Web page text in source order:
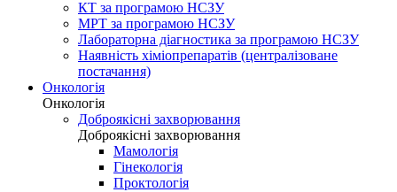
КТ за програмою НСЗУ
МРТ за програмою НСЗУ
Лабораторна діагностика за програмою НСЗУ
Наявність хіміопрепаратів (централізоване
постачання)
Онкологія
Онкологія
Доброякісні захворювання
Доброякісні захворювання
Мамологія
Гінекологія
Проктологія